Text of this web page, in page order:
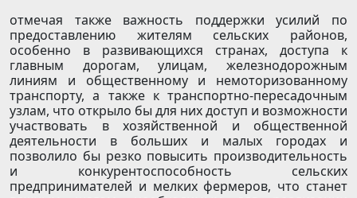
отмечая также важность поддержки усилий по
предоставлению жителям сельских районов,
особенно в развивающихся странах, доступа к
главным дорогам, улицам, железнодорожным
линиям и общественному и немоторизованному
транспорту, а также к транспортно-пересадочным
узлам, что открыло бы для них доступ и возможности
участвовать в хозяйственной и общественной
деятельности в больших и малых городах и
позволило бы резко повысить производительность
и конкурентоспособность сельских
предпринимателей и мелких фермеров, что станет